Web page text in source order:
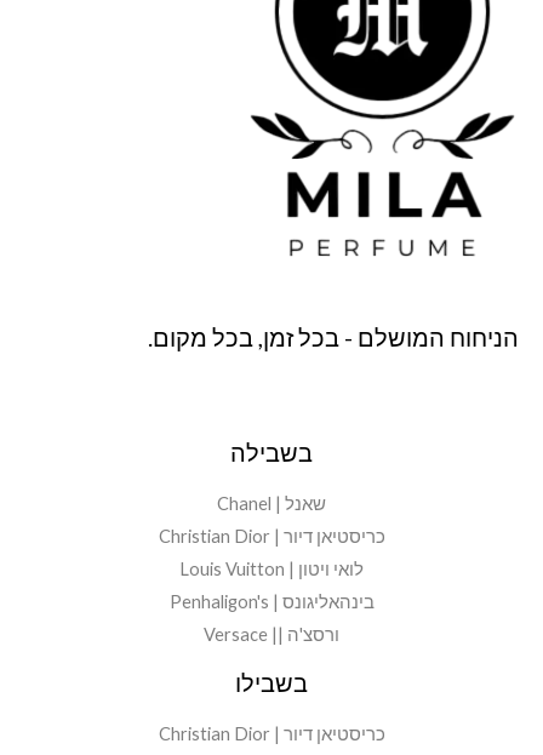
הניחוח המושלם - בכל זמן, בכל מקום.
בשבילה
שאנל | Chanel
כריסטיאן דיור | Christian Dior
לואי ויטון | Louis Vuitton
בינהאליגונס | Penhaligon's
ורסצ'ה || Versace
בשבילו
כריסטיאן דיור | Christian Dior